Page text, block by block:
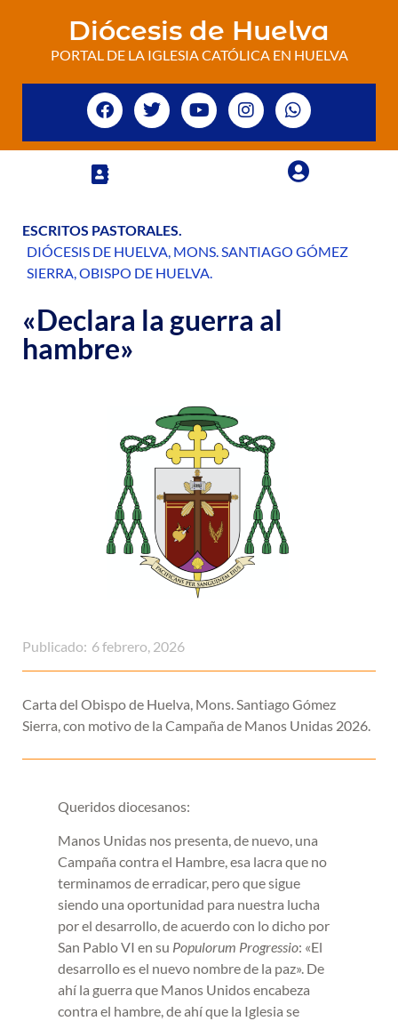
Diócesis de Huelva
PORTAL DE LA IGLESIA CATÓLICA EN HUELVA
ESCRITOS PASTORALES.
DIÓCESIS DE HUELVA, MONS. SANTIAGO GÓMEZ
SIERRA,OBISPO DE HUELVA.
«Declara la guerra al
hambre»
Publicado: 6 febrero, 2026
Carta del Obispo de Huelva, Mons. Santiago Gómez
Sierra, con motivo de la Campaña de Manos Unidas 2026.
Queridos diocesanos:
Manos Unidas nos presenta, de nuevo, una
Campaña contra el Hambre, esa lacra que no
terminamos de erradicar, pero que sigue
siendo una oportunidad para nuestra lucha
por el desarrollo, de acuerdo con lo dicho por
San Pablo VI en su Populorum Progressio: «El
desarrollo es el nuevo nombre de la paz». De
ahí la guerra que Manos Unidos encabeza
contra el hambre, de ahí que la Iglesia se